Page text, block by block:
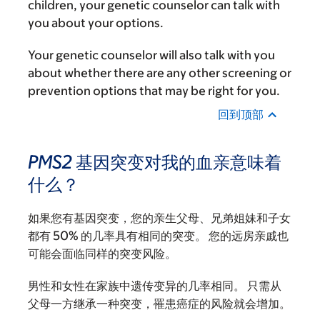
children, your genetic counselor can talk with
you about your options.
Your genetic counselor will also talk with you
about whether there are any other screening or
prevention options that may be right for you.
回到顶部
PMS2 基因突变对我的血亲意味着
什么？
如果您有基因突变，您的亲生父母、兄弟姐妹和子女
都有 50% 的几率具有相同的突变。 您的远房亲戚也
可能会面临同样的突变风险。
男性和女性在家族中遗传变异的几率相同。 只需从
父母一方继承一种突变，罹患癌症的风险就会增加。